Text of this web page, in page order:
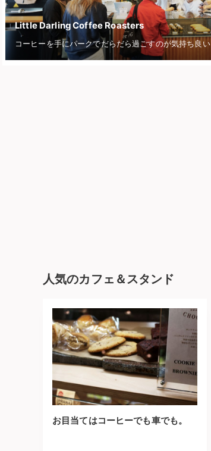
Little Darling Coffee Roasters
コーヒーを手にパークでだらだら過ごすのが気持ち良い
人気のカフェ＆スタンド
お目当てはコーヒーでも車でも。